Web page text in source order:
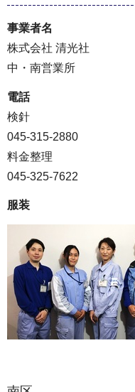
事業者名
株式会社 清光社
中・南営業所
電話
検針
045-315-2880
料金整理
045-325-7622
服装